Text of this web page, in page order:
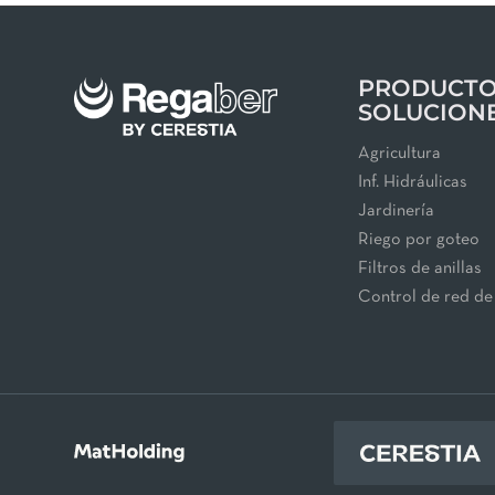
Agricultura
Inf. Hidráulicas
Jardinería
Riego por goteo
Filtros de anillas
Control de red de